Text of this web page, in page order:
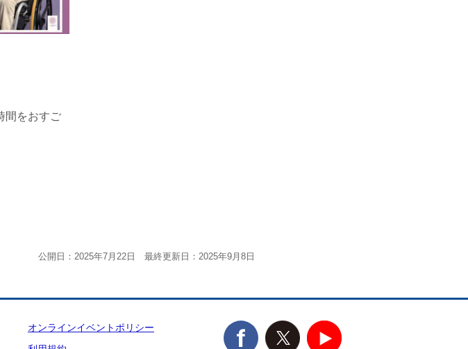
間をおすご
公開日：2025年7月22日 最終更新日：2025年9月8日
オンラインイベントポリシー